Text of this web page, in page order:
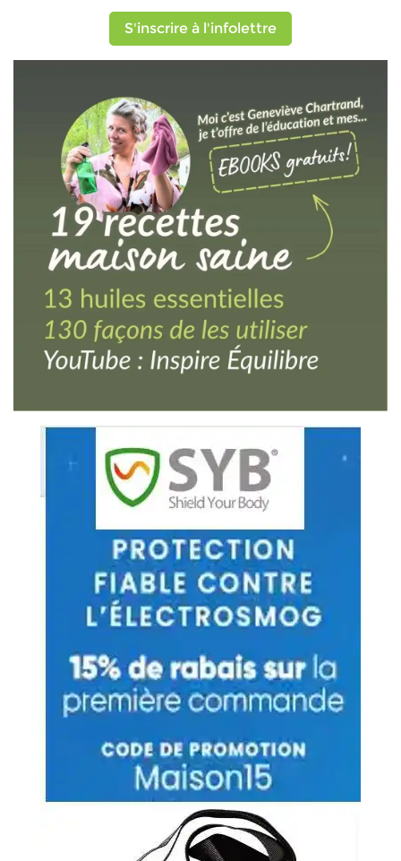
S'inscrire à l'infolettre